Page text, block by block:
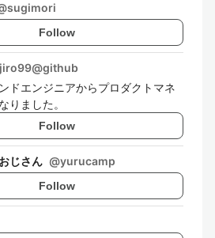
sugimori
Follow
ドエンジニアからプロダクトマネ
りました。
Follow
じさん @yurucamp
Follow